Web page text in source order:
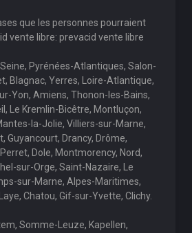
que les personnes pourraient
vente libre: prevacid vente libre
Pyrénées-Atlantiques, Salon-
Blagnac, Yerres, Loire-Atlantique,
Yon, Amiens, Thonon-les-Bains,
Le Kremlin-Bicêtre, Montluçon,
la-Jolie, Villiers-sur-Marne,
Guyancourt, Drancy, Drôme,
Dole, Montmorency, Nord,
sur-Orge, Saint-Nazaire, Le
sur-Marne, Alpes-Maritimes,
Chatou, Gif-sur-Yvette, Clichy.
Somme-Leuze, Kapellen,